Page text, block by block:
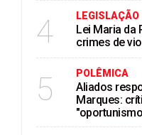
4 LEGISLAÇÃO
Lei Maria da
crimes de
5 POLÊMICA
Aliados
Marques: